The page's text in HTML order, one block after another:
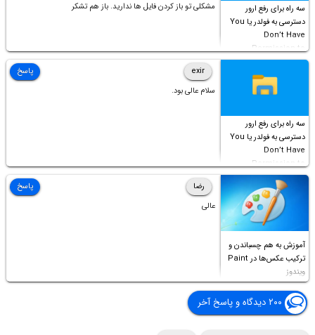
سه راه برای رفع ارور
دسترسی به فولدر یا You
Don’t Have
Permission to
Access this folder
مشکلی تو باز کردن فایل ها ندارید. باز هم تشکر
سه راه برای رفع ارور
دسترسی به فولدر یا You
Don’t Have
Permission to
Access this folder
exir
سلام عالی بود.
پاسخ
آموزش به هم چسباندن و
ترکیب عکس‌ها در Paint
ویندوز
رضا
عالی
پاسخ
۲۰۰ دیدگاه و پاسخ آخر